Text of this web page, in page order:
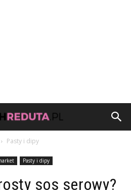
Pasty i dipy
Pasty i dipy
sos serowy?